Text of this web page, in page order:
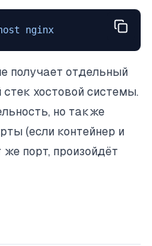
nginx
получает отдельный
хостовой системы.
но также
(если контейнер и
же порт, произойдёт